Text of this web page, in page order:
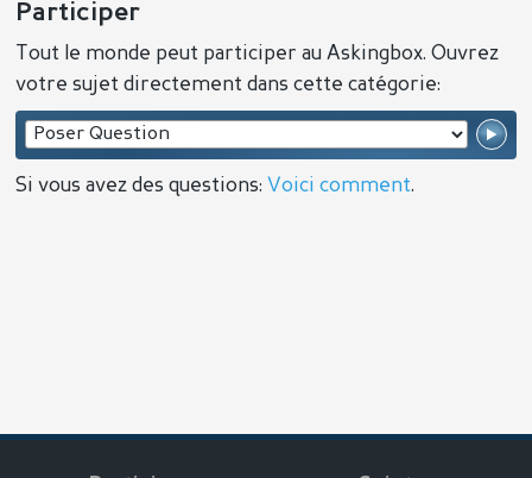
Participer
Tout le monde peut participer au Askingbox. Ouvrez
votre sujet directement dans cette catégorie:
Si vous avez des questions: Voici comment.